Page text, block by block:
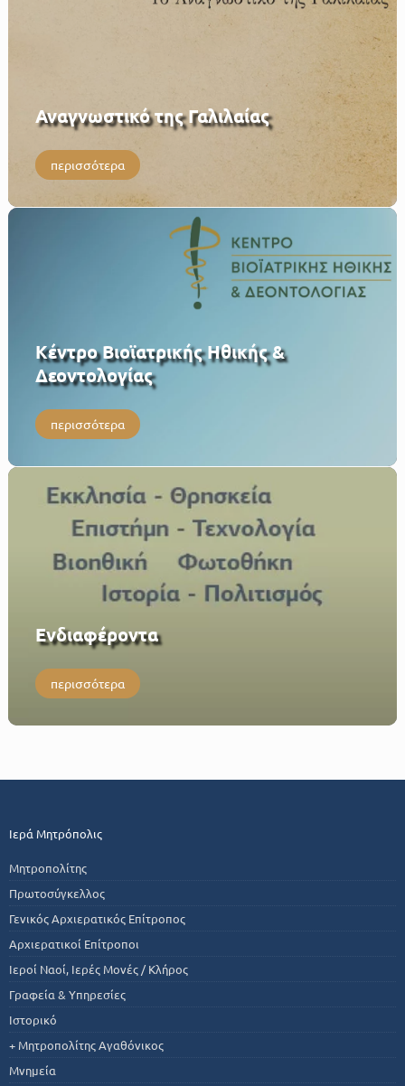
Αναγνωστικό της Γαλιλαίας
περισσότερα
Κέντρο Βιοϊατρικής Ηθικής &
Δεοντολογίας
περισσότερα
Eνδιαφέροντα
περισσότερα
Ιερά Μητρόπολις
Μητροπολίτης
Πρωτοσύγκελλος
Γενικός Αρχιερατικός Επίτροπος
Αρχιερατικοί Επίτροποι
Ιεροί Ναοί, Ιερές Μονές / Κλήρος
Γραφεία & Υπηρεσίες
Ιστορικό
+ Μητροπολίτης Αγαθόνικος
Μνημεία